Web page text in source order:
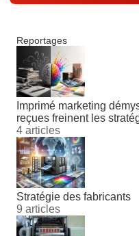
Reportages
Imprimé marketing
reçues freinent les
4 articles
Stratégie des fabricants
9 articles